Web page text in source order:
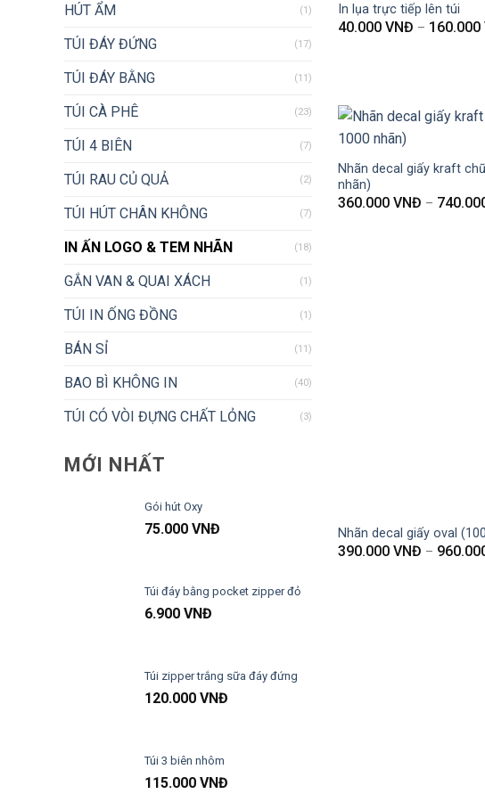
HÚT ẨM (1)
TÚI ĐÁY ĐỨNG (17)
TÚI ĐÁY BẰNG (11)
TÚI CÀ PHÊ (23)
TÚI 4 BIÊN (7)
TÚI RAU CỦ QUẢ (2)
TÚI HÚT CHÂN KHÔNG (7)
IN ẤN LOGO & TEM NHÃN (18)
GẮN VAN & QUAI XÁCH (1)
TÚI IN ỐNG ĐỒNG (1)
BÁN SỈ (11)
BAO BÌ KHÔNG IN (40)
TÚI CÓ VÒI ĐỰNG CHẤT LỎNG (3)
MỚI NHẤT
Gói hút Oxy
75.000 VNĐ
Túi đáy bằng pocket zipper đỏ
6.900 VNĐ
Túi zipper trắng sữa đáy đứng
120.000 VNĐ
Túi 3 biên nhôm
115.000 VNĐ
In lụa trực tiếp lên túi
40.000VNĐ – 160.000
Nhãn decal giấy kraft
nhãn)
360.000VNĐ –
Nhãn decal giấy oval
390.000VNĐ –